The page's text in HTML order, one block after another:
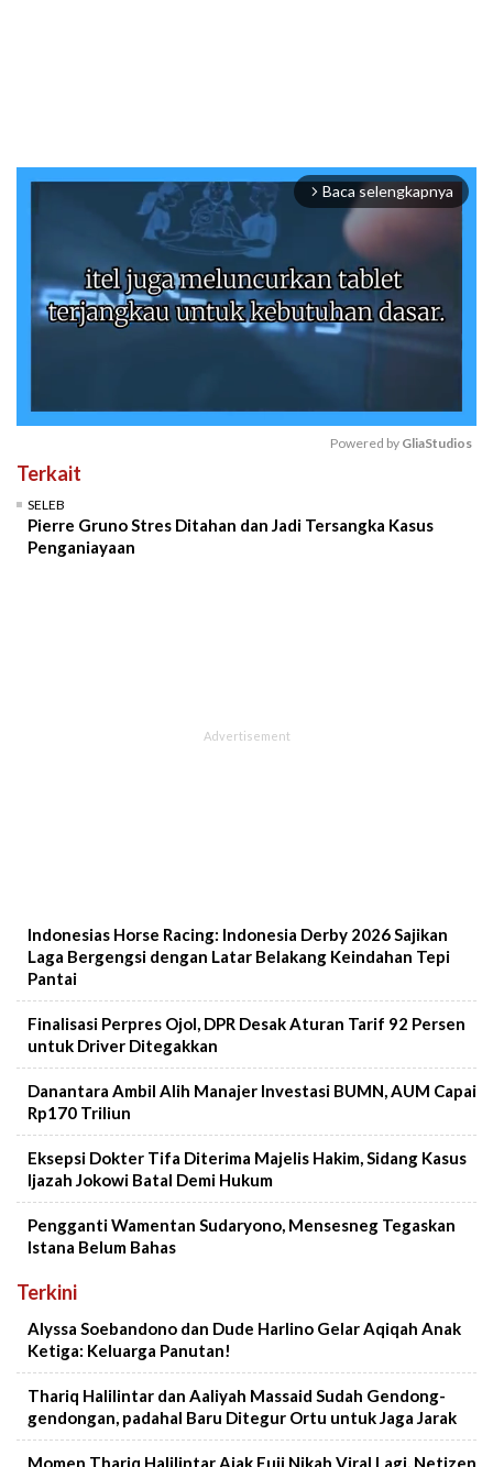
arrow_forward_ios Baca selengkapnya
Powered by GliaStudios
Terkait
SELEB
Pierre Gruno Stres Ditahan dan Jadi Tersangka Kasus
Penganiayaan
Indonesias Horse Racing: Indonesia Derby 2026 Sajikan
Laga Bergengsi dengan Latar Belakang Keindahan Tepi
Pantai
Finalisasi Perpres Ojol, DPR Desak Aturan Tarif 92 Persen
untuk Driver Ditegakkan
Danantara Ambil Alih Manajer Investasi BUMN, AUM Capai
Rp170 Triliun
Eksepsi Dokter Tifa Diterima Majelis Hakim, Sidang Kasus
Ijazah Jokowi Batal Demi Hukum
Pengganti Wamentan Sudaryono, Mensesneg Tegaskan
Istana Belum Bahas
Terkini
Alyssa Soebandono dan Dude Harlino Gelar Aqiqah Anak
Ketiga: Keluarga Panutan!
Thariq Halilintar dan Aaliyah Massaid Sudah Gendong-
gendongan, padahal Baru Ditegur Ortu untuk Jaga Jarak
Momen Thariq Halilintar Ajak Fuji Nikah Viral Lagi, Netizen